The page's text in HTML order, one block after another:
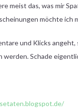
meist das, was mir
möchte ich
und Klicks
werden. Schade